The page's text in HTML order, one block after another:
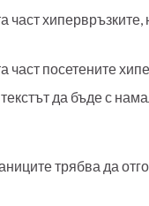
част
част посетените
да бъде с
трябва да